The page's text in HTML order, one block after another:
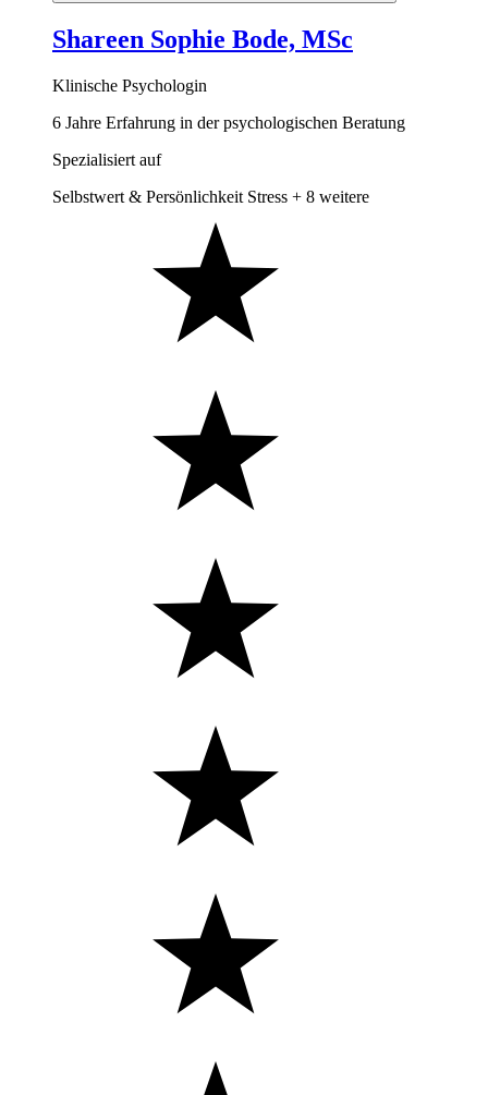
Shareen Sophie Bode, MSc
Klinische Psychologin
6 Jahre Erfahrung in der psychologischen Beratung
Spezialisiert auf
Selbstwert & Persönlichkeit Stress + 8 weitere